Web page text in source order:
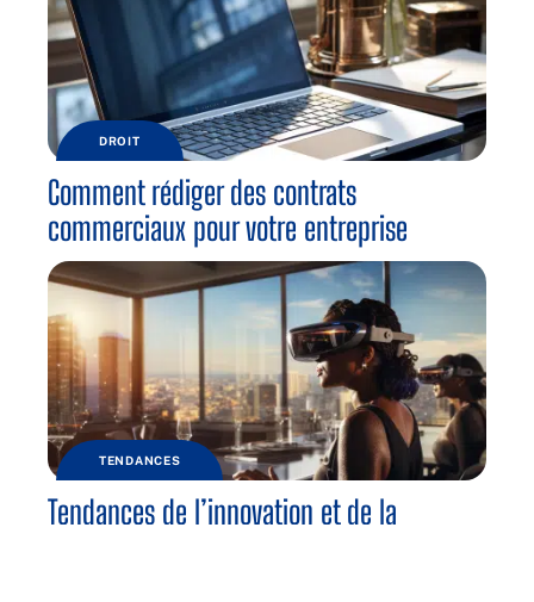
DROIT
Comment rédiger des contrats
commerciaux pour votre entreprise
TENDANCES
Tendances de l’innovation et de la